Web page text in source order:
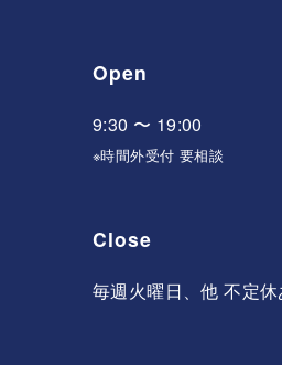
Open
9:30 〜 19:00
※時間外受付 要相談
Close
毎週火曜日、他 不定休